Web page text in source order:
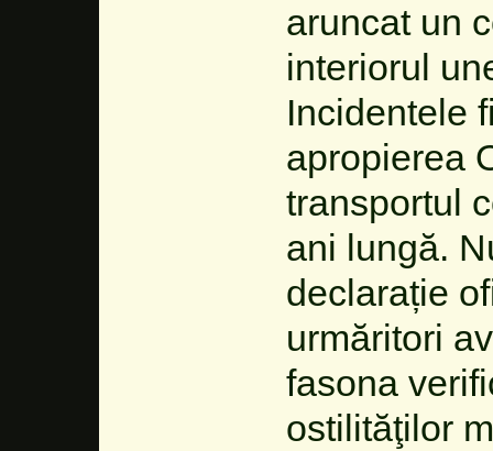
aruncat un
interiorul
Incidentele
apropierea
transportul
ani lungă.
declarație
urmăritori
fasona
ostilităţilor